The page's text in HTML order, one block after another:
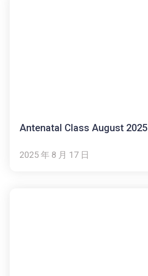
Antenatal Class August 2025
2025 年 8 月 17 日